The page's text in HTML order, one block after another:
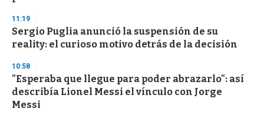
11:19
Sergio Puglia anunció la suspensión de su
reality: el curioso motivo detrás de la decisión
10:58
"Esperaba que llegue para poder abrazarlo": así
describía Lionel Messi el vínculo con Jorge
Messi